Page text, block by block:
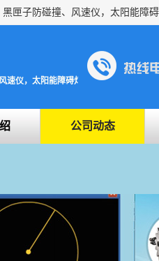
仪，太阳能障碍灯安全提示灯
公司动态